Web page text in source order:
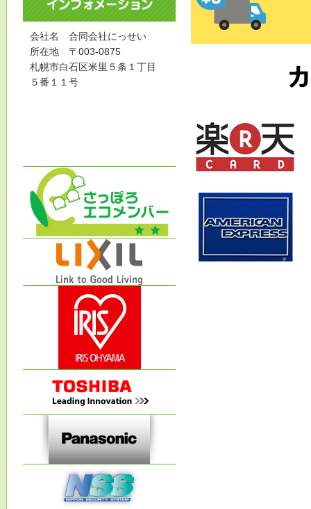
会社名 合同会社にっせい
所在地 〒003-0875
札幌市白石区米里５条１丁目
５番１１号